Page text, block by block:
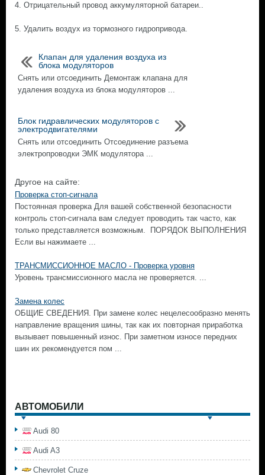
4. Отрицательный провод аккумуляторной батареи..
5. Удалить воздух из тормозного гидропривода.
Клапан для удаления воздуха из
блока модуляторов
Снять или отсоединить Демонтаж клапана для
удаления воздуха из блока модуляторов ...
Блок гидравлических модуляторов с
электродвигателями
Снять или отсоединить Отсоединение разъема
электропроводки ЭМК модулятора ...
Другое на сайте:
Проверка стоп-сигнала
Постоянная проверка Для вашей собственной безопасности
контроль стоп-сигнала вам следует проводить так часто, как
только представляется возможным. ПОРЯДОК ВЫПОЛНЕНИЯ
Если вы нажимаете ...
ТРАНСМИССИОННОЕ МАСЛО - Проверка уровня
Уровень трансмиссионного масла не проверяется. ...
Замена колес
ОБЩИЕ СВЕДЕНИЯ. При замене колес нецелесообразно менять
направление вращения шины, так как их повторная приработка
вызывает повышенный износ. При заметном износе передних
шин их рекомендуется пом ...
АВТОМОБИЛИ
Audi 80
Audi A3
Chevrolet Cruze